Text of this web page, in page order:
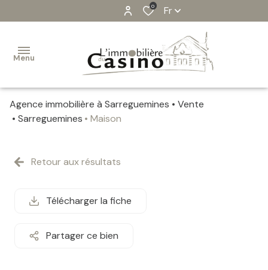
0 Fr
Menu
VENTES
ALERTE-
IMMOBILIER
PROFESSIONEL
Agence immobilière à Sarreguemines
Vente
Sarreguemines
Maison
Retour aux résultats
Télécharger la fiche
Partager ce bien